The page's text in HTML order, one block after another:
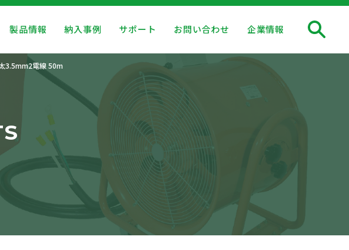
製品情報 納入事例 サポート お問い合わせ 企業情報
3.5mm2電線 50m